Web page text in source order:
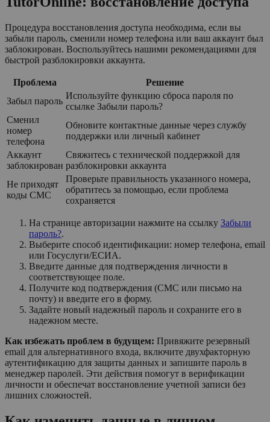
Процедура восстановления доступа необходима, если вы
забыли пароль, сменили номер телефона или ваш аккаунт был
заблокирован. Воспользуйтесь нашими рекомендациями для
быстрой разблокировки аккаунта.
Проблема
Решение
Забыл пароль
Используйте функцию сброса пароля по
ссылке Забыли пароль?
Сменил
номер
телефона
Обновите контактные данные через службу
поддержки или личный кабинет
Аккаунт
заблокирован
Свяжитесь с технической поддержкой для
разблокировки аккаунта
Не приходят
коды СМС
Проверьте правильность указанного номера,
обратитесь за помощью, если проблема
сохраняется
На странице авторизации нажмите на ссылку Забыли
пароль?.
Выберите способ идентификации: номер телефона, email
или Госуслуги/ЕСИА.
Введите данные для подтверждения личности в
соответствующее поле.
Получите код подтверждения (СМС или письмо на
почту) и введите его в форму.
Задайте новый надежный пароль и сохраните его в
надежном месте.
Как избежать проблем в будущем: Привяжите резервный
email для альтернативного входа, включите двухфакторную
аутентификацию для защиты данных и запишите пароль в
менеджер паролей. Эти действия помогут в верификации
личности и обеспечат восстановление учетной записи без
лишних сложностей.